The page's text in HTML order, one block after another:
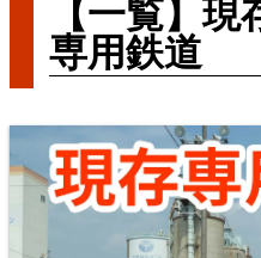
【一覧】現
専用鉄道